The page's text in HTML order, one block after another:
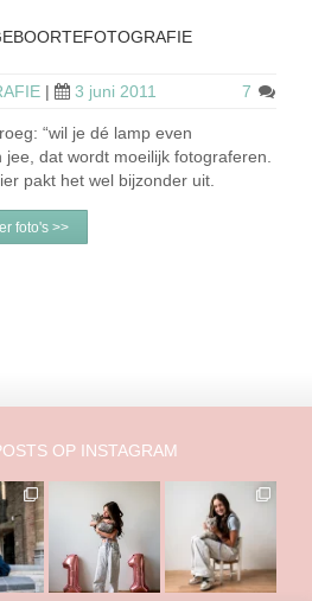
| 3 juni 2011 7
“wil je dé lamp even
jee, dat wordt moeilijk fotograferen.
pakt het wel bijzonder uit.
foto's >>
OP INSTAGRAM